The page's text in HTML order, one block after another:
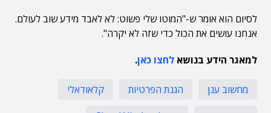
לסיום הוא אומר ש-"המוטו שלי פשוט: לא לאבד מידע שוב לעולם.
אנחנו עושים את הכול כדי שזה לא יקרה".
למאגר הידע בנושא לחצו כאן.
מחשוב ענן הגנת הפרטיות
קלאודאלי